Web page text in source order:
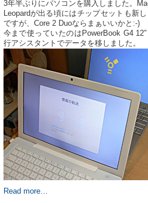
3年半ぶりにパソコンを購入しました。
Leopardが出る頃にはチップセットも新
ですが、Core 2 Duoならまぁいいかと:-)
今まで使っていたのはPowerBook G4
行アシスタントでデータを移しました。
Read more…